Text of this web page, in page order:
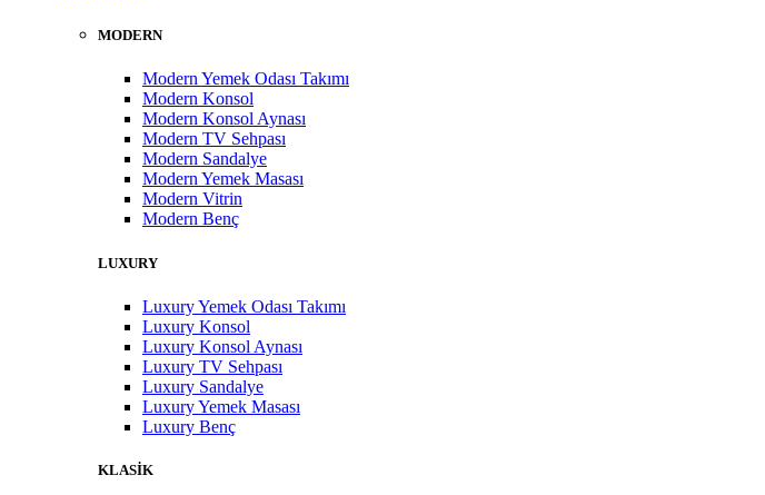
MODERN
Modern Yemek Odası Takımı
Modern Konsol
Modern Konsol Aynası
Modern TV Sehpası
Modern Sandalye
Modern Yemek Masası
Modern Vitrin
Modern Benç
LUXURY
Luxury Yemek Odası Takımı
Luxury Konsol
Luxury Konsol Aynası
Luxury TV Sehpası
Luxury Sandalye
Luxury Yemek Masası
Luxury Benç
KLASİK